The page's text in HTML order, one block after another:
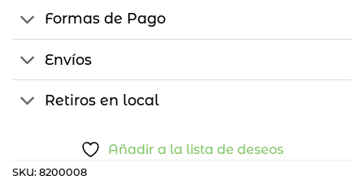
Formas de Pago
Envíos
Retiros en local
Añadir a la lista de deseos
SKU: 8200008